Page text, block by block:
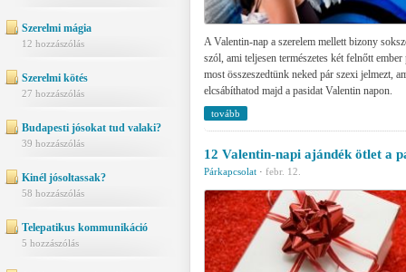
Szerelmi mágia
12 hozzászólás
Szerelmi kötés
27 hozzászólás
Budapesti jósokat tud valaki?
39 hozzászólás
Kinél jósoltassak?
58 hozzászólás
Telepatikus kommunikáció
5 hozzászólás
A Valentin-nap a szerelem mellett bizony
szól, ami teljesen természetes két felnőtt ember
most összeszedtünk neked pár szexi jelmezt,
elcsábíthatod majd a pasidat Valentin napon.
tovább
12 Valentin-napi ajándék ötlet a
Párkapcsolat · febr. 12.